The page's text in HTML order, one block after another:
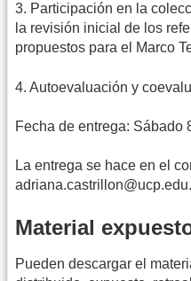
3. Participación en la
la revisión inicial de los
propuestos para el Marco
4. Autoevaluación y
Fecha de entrega: Sábado
La entrega se hace en el
Material
Pueden descargar el